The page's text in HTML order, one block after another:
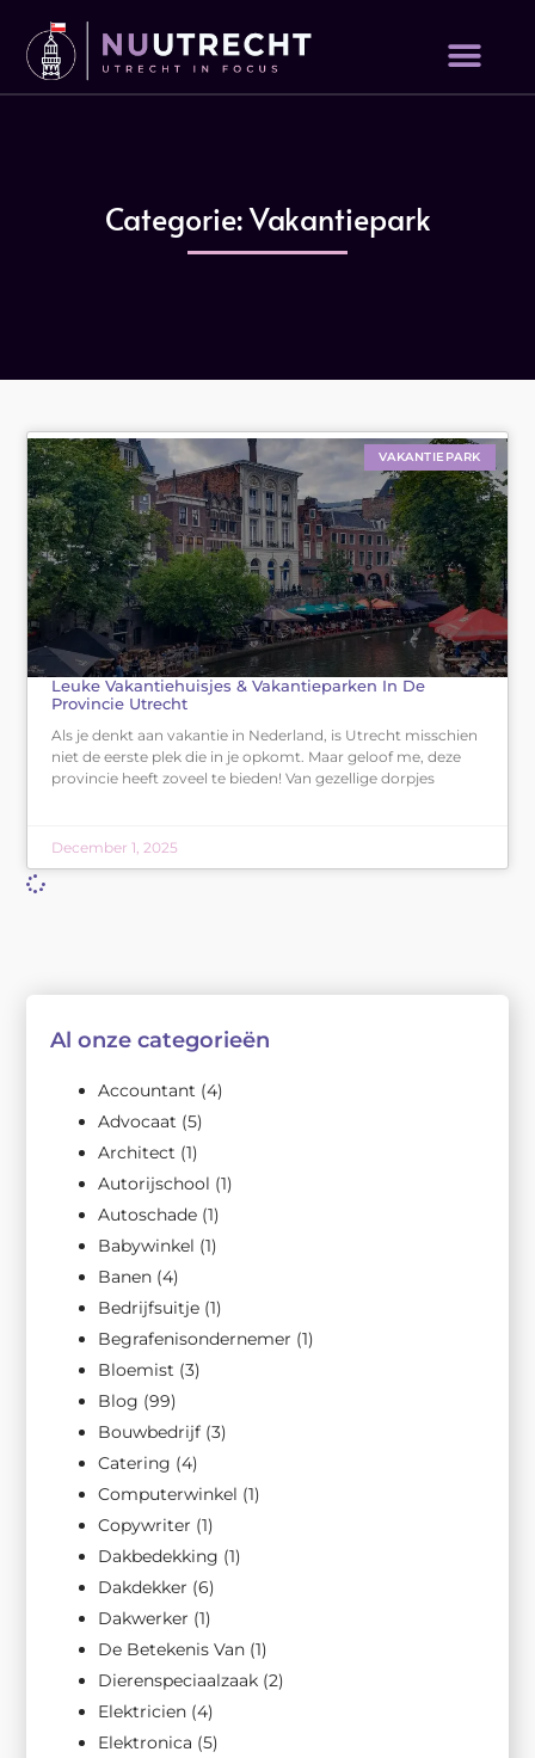
Categorie: Vakantiepark
VAKANTIEPARK
Leuke Vakantiehuisjes & Vakantieparken In De
Provincie Utrecht
Als je denkt aan vakantie in Nederland, is Utrecht misschien
niet de eerste plek die in je opkomt. Maar geloof me, deze
provincie heeft zoveel te bieden! Van gezellige dorpjes
December 1, 2025
Al onze categorieën
Accountant (4)
Advocaat (5)
Architect (1)
Autorijschool (1)
Autoschade (1)
Babywinkel (1)
Banen (4)
Bedrijfsuitje (1)
Begrafenisondernemer (1)
Bloemist (3)
Blog (99)
Bouwbedrijf (3)
Catering (4)
Computerwinkel (1)
Copywriter (1)
Dakbedekking (1)
Dakdekker (6)
Dakwerker (1)
De Betekenis Van (1)
Dierenspeciaalzaak (2)
Elektricien (4)
Elektronica (5)